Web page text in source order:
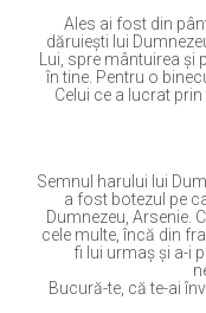
Ales ai fost din
dăruieşti lui
Lui, spre mântuirea
în tine. Pentru o
Celui ce a lucrat
Semnul harului lui
a fost botezul pe
Dumnezeu, Arsenie.
cele multe, încă din
fi lui urmaş şi a-i
Bucură-te, că te-ai